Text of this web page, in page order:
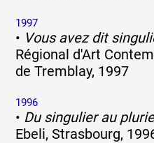
1997
• Vous avez dit
Régional d'Art
de Tremblay, 1997
1996
• Du singulier au
Ebeli, Strasbourg,